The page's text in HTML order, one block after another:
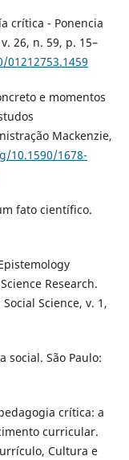
crítica - Ponencia
26, n. 59, p. 15–
e momentos
Mackenzie,
10.1590/1678-
fato científico.
Research.
Science, v. 1,
social. São Paulo:
crítica: a
curricular.
Cultura e